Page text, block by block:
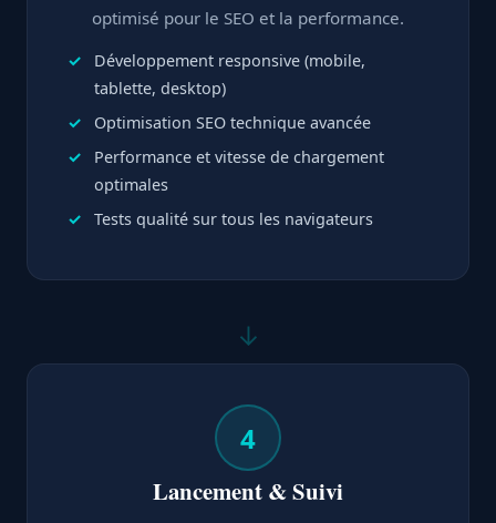
optimisé pour le SEO et la performance.
Développement responsive (mobile,
tablette, desktop)
Optimisation SEO technique avancée
Performance et vitesse de chargement
optimales
Tests qualité sur tous les navigateurs
↓
4
Lancement & Suivi